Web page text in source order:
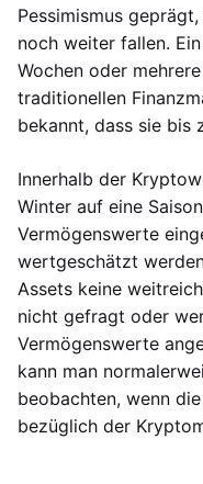
Pessimismus
noch weiter fallen.
Wochen oder
traditionellen
bekannt, dass sie bis
Innerhalb der
Winter auf eine
Vermögenswerte
wertgeschätzt
Assets keine
nicht gefragt oder
Vermögenswerte
kann man
beobachten, wenn
bezüglich der